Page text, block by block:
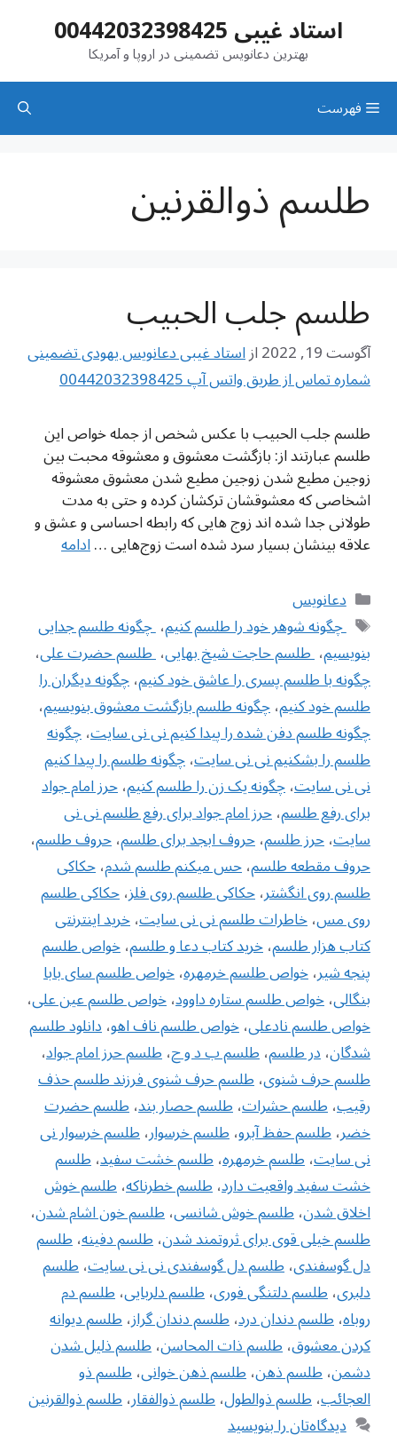
استاد غیبی 00442032398425
بهترین دعانویس تضمینی در اروپا و آمریکا
فهرست
طلسم ذوالقرنین
طلسم جلب الحبیب
آگوست 19, 2022 ازاستاد غیبی دعانویس یهودی تضمینی
شماره تماس از طریق واتس آپ 00442032398425
طلسم جلب الحبیب با عکس شخص از جمله خواص این
طلسم عبارتند از: بازگشت معشوق و معشوقه محبت بین
زوجین مطیع شدن زوجین مطیع شدن معشوق معشوقه
اشخاصی که معشوقشان ترکشان کرده و حتی به مدت
طولانی جدا شده اند زوج هایی که رابطه احساسی و عشق و
علاقه بینشان بسیار سرد شده است زوج‌هایی …ادامه
دسته‌ها
دعانویس
برچسب‌ها
‌ چگونه شوهر خود را طلسم کنیم،‌ چگونه طلسم جدایی
بنویسیم،‌ طلسم حاجت شیخ بهایی،‌ طلسم حضرت علی،
چگونه با طلسم پسری را عاشق خود کنیم،چگونه دیگران را
طلسم خود کنیم،چگونه طلسم بازگشت معشوق بنویسیم،
چگونه طلسم دفن شده را پیدا کنیم نی نی سایت،چگونه
طلسم را بشکنیم نی نی سایت،چگونه طلسم را پیدا کنیم
نی نی سایت،چگونه یک زن را طلسم کنیم،حرز امام جواد
برای رفع طلسم،حرز امام جواد برای رفع طلسم نی نی
سایت،حرز طلسم،حروف ابجد برای طلسم،حروف طلسم،
حروف مقطعه طلسم،حس میکنم طلسم شدم،حکاکی
طلسم روی انگشتر،حکاکی طلسم روی فلز،حکاکی طلسم
روی مس،خاطرات طلسم نی نی سایت،خرید اینترنتی
کتاب هزار طلسم،خرید کتاب دعا و طلسم،خواص طلسم
پنجه شیر،خواص طلسم خرمهره،خواص طلسم سای بابا
بنگالی،‌خواص طلسم ستاره داوود،خواص طلسم عین علی،
خواص طلسم نادعلی،خواص طلسم ناف اهو،دانلود طلسم
شدگان،در طلسم،طلسم ب د و ح،طلسم حرز امام جواد،
طلسم حرف شنوی،طلسم حرف شنوی فرزند طلسم حذف
رقیب،طلسم حشرات،طلسم حصار بند،طلسم حضرت
خضر،طلسم حفظ آبرو،طلسم خرسوار،طلسم خرسوار نی
نی سایت،طلسم خرمهره،طلسم خشت سفید،طلسم
خشت سفید واقعیت دارد،طلسم خطرناکه،طلسم خوش
اخلاق شدن،طلسم خوش شانسی،طلسم خون اشام شدن،
طلسم خیلی قوی برای ثروتمند شدن،طلسم دفینه،طلسم
دل گوسفندی،طلسم دل گوسفندی نی نی سایت،طلسم
دلبری،طلسم دلتنگی فوری،طلسم دلربایی،طلسم دم
روباه،طلسم دندان درد،طلسم دندان گراز،طلسم ديوانه
كردن معشوق،طلسم ذات المحاسن،طلسم ذلیل شدن
دشمن،طلسم ذهن،طلسم ذهن خوانی،طلسم ذو
العجائب،طلسم ذوالطول،طلسم ذوالفقار،طلسم ذوالقرنین
دیدگاه‌تان را بنویسید